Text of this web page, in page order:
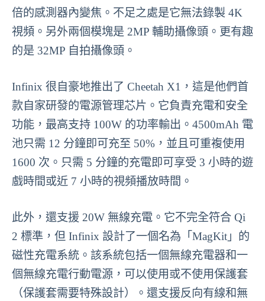
倍的感測器內變焦。不足之處是它無法錄製 4K
視頻。另外兩個模塊是 2MP 輔助攝像頭。更有趣
的是 32MP 自拍攝像頭。
Infinix 很自豪地推出了 Cheetah X1，這是他們首
款自家研發的電源管理芯片。它負責充電和安全
功能，最高支持 100W 的功率輸出。4500mAh 電
池只需 12 分鐘即可充至 50%，並且可重複使用
1600 次。只需 5 分鐘的充電即可享受 3 小時的遊
戲時間或近 7 小時的視頻播放時間。
此外，還支援 20W 無線充電。它不完全符合 Qi
2 標準，但 Infinix 設計了一個名為「MagKit」的
磁性充電系統。該系統包括一個無線充電器和一
個無線充電行動電源，可以使用或不使用保護套
（保護套需要特殊設計）。還支援反向有線和無